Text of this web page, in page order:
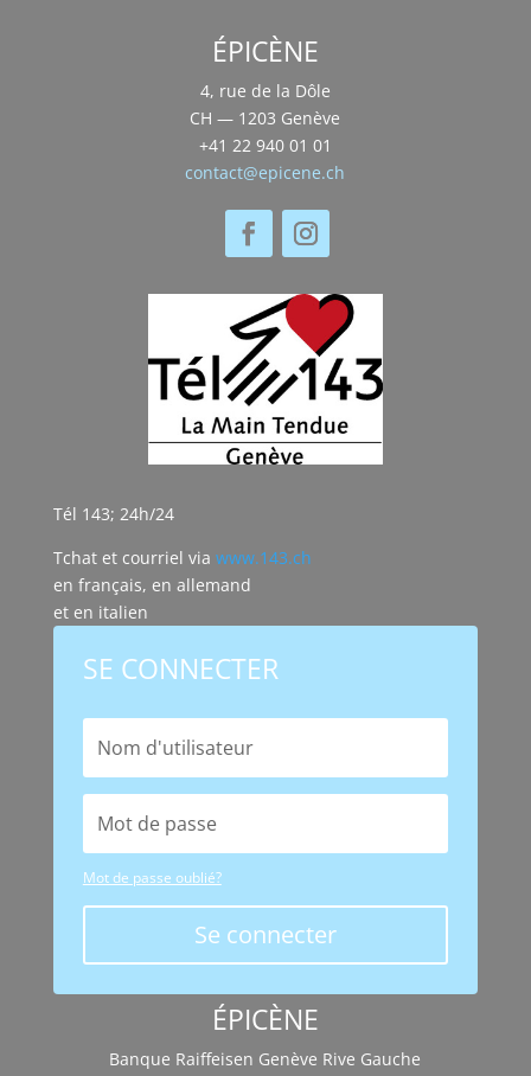
ÉPICÈNE
4, rue de la Dôle
CH — 1203 Genève
+41 22 940 01 01
contact@epicene.ch
Tél 143; 24h/24
Tchat et courriel via www.143.ch
en français, en allemand
et en italien
SE CONNECTER
Mot de passe oublié?
Se connecter
ÉPICÈNE
Banque Raiffeisen Genève Rive Gauche